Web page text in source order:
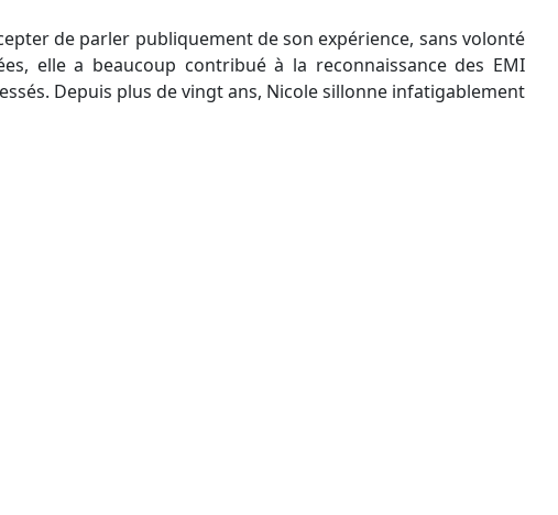
de parler publiquement de son expérience, sans volonté
elle a beaucoup contribué à la reconnaissance des EMI
Depuis plus de vingt ans, Nicole sillonne infatigablement